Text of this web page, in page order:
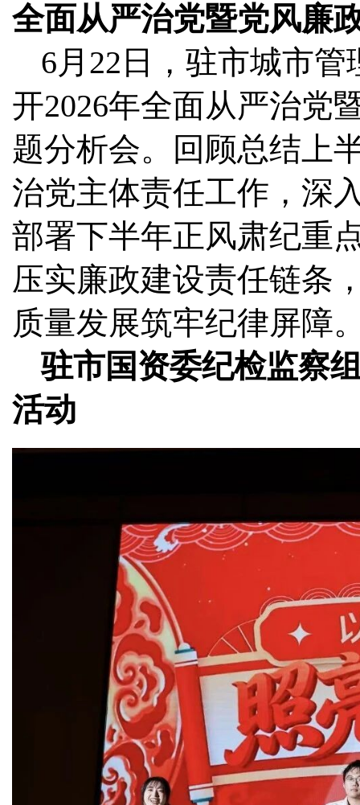
全面从严治党暨党风廉
6月22日，驻市城市
开2026年全面从严治党
题分析会。回顾总结上
治党主体责任工作，深
部署下半年正风肃纪重
压实廉政建设责任链条
质量发展筑牢纪律屏障
驻市国资委纪检监察
活动